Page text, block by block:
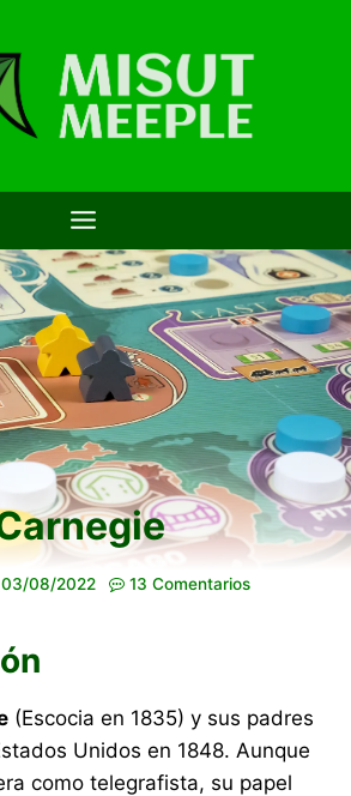
03/08/2022 13 Comentarios
(Escocia en 1835) y sus padres
Unidos en 1848. Aunque
como telegrafista, su papel